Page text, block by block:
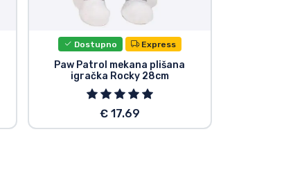
Dostupno Express
Paw Patrol mekana plišana
igračka Rocky 28cm
€ 17.69